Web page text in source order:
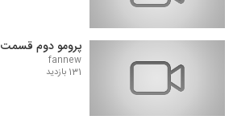
پرومو دوم قسمت ۲۹ دانه های مروارید
fannew
131 بازدید